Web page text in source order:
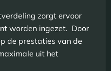
zorgt ervoor
worden ingezet. Door
de prestaties van de
uit het